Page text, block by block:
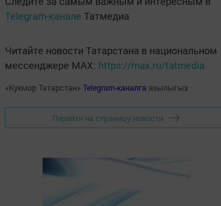
Telegram-канале Татмедиа
Читайте новости Татарстана в национальном
мессенджере MАХ: https://max.ru/tatmedia
«Кукмор Татарстан» Telegram-каналга язылыгыз
Перейти на страницу новости